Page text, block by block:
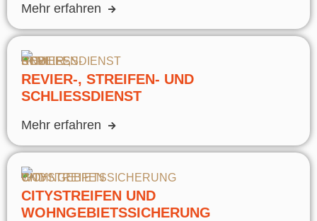
Mehr erfahren
REVIER-, STREIFEN- UND
SCHLIESSDIENST
Mehr erfahren
CITYSTREIFEN UND
WOHNGEBIETSSICHERUNG